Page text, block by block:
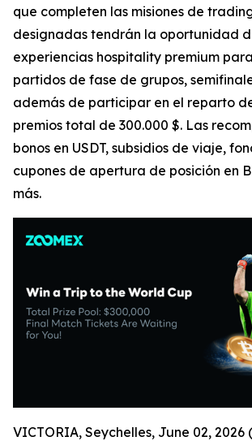
que completen las misiones de
designadas tendrán la oportunidad
experiencias hospitality premium
partidos de fase de grupos,
además de participar en el reparto
premios total de 300.000 $. Las
bonos en USDT, subsidios de viaje,
cupones de apertura de posición en
más.
VICTORIA, Seychelles, June 02, 2026